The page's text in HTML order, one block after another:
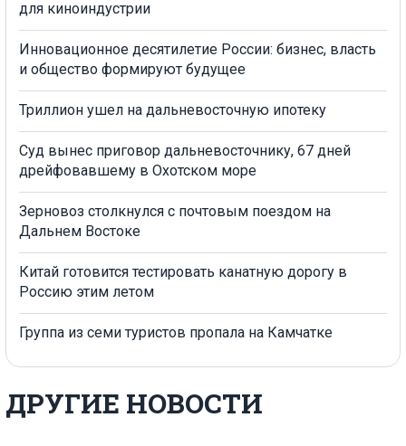
для киноиндустрии
Инновационное десятилетие России: бизнес, власть
и общество формируют будущее
Триллион ушел на дальневосточную ипотеку
Суд вынес приговор дальневосточнику, 67 дней
дрейфовавшему в Охотском море
Зерновоз столкнулся с почтовым поездом на
Дальнем Востоке
Китай готовится тестировать канатную дорогу в
Россию этим летом
Группа из семи туристов пропала на Камчатке
ДРУГИЕ НОВОСТИ